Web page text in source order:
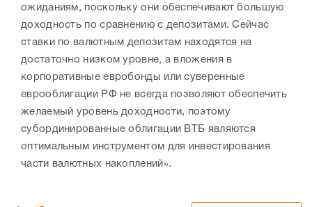
ожиданиям, поскольку они обеспечивают большую
доходность по сравнению с депозитами. Сейчас
ставки по валютным депозитам находятся на
достаточно низком уровне, а вложения в
корпоративные евробонды или суверенные
еврооблигации РФ не всегда позволяют обеспечить
желаемый уровень доходности, поэтому
субординированные облигации ВТБ являются
оптимальным инструментом для инвестирования
части валютных накоплений».